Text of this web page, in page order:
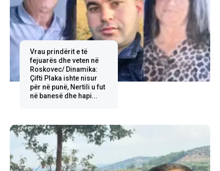
Vrau prindërit e të
fejuarës dhe veten në
Roskovec/ Dinamika:
Çifti Plaka ishte nisur
për në punë, Nertili u fut
në banesë dhe hapi...